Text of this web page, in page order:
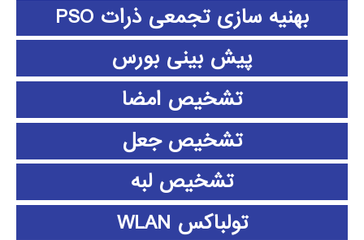
بهنیه سازی تجمعی ذرات PSO
پیش بینی بورس
تشخیص امضا
تشخیص جعل
تشخیص لبه
تولباکس WLAN